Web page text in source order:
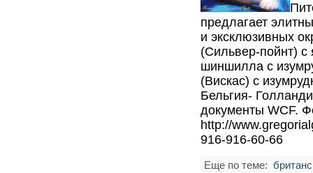
предлагает
и эксклюзивных
(Сильвер-пойнт) с
шиншилла с
(Вискас) с
Бельгия-
документы WCF.
http://
916-916-60-66
Еще по теме: